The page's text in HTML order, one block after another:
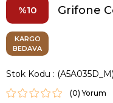
10 Grifone
KARGO
BEDAVA
Stok Kodu (A5A035D_M)
(0)